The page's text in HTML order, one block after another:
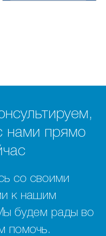
нами прямо
со своими
к нашим
будем рады во
помочь.